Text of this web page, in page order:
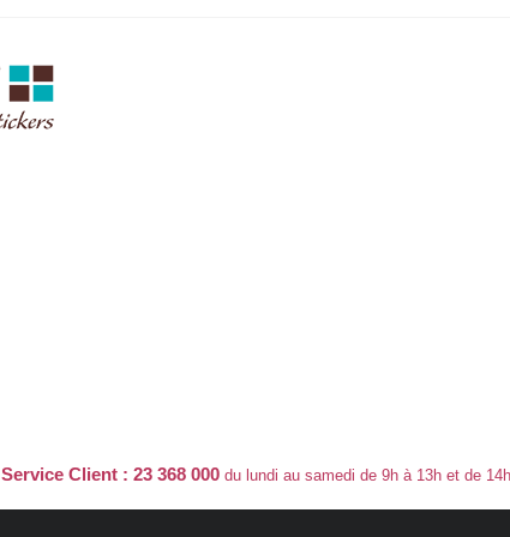
Service Client : 23 368 000du lundi au samedi de 9h à 13h et de